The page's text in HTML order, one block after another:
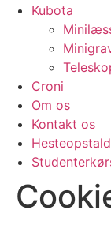
Kubota
Croni
Om os
Kontakt os